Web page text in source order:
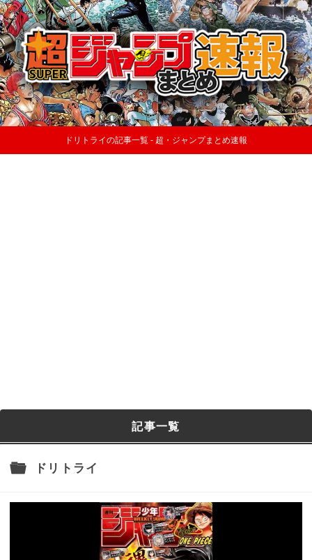
ドリトライの記事一覧 - 超・ジャンプまとめ速報
記事一覧
ドリトライ